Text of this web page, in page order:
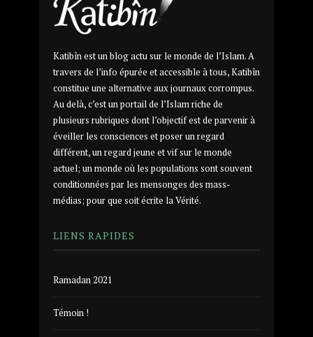
Katibîn est un blog actu sur le monde de l’Islam. A
travers de l’info épurée et accessible à tous, Katibîn
constitue une alternative aux journaux corrompus.
Au delà, c’est un portail de l’Islam riche de
plusieurs rubriques dont l’objectif est de parvenir à
éveiller les consciences et poser un regard
différent, un regard jeune et vif sur le monde
actuel; un monde où les populations sont souvent
conditionnées par les mensonges des mass-
médias; pour que soit écrite la Vérité.
LIENS RAPIDES
Ramadan 2021
Témoin !